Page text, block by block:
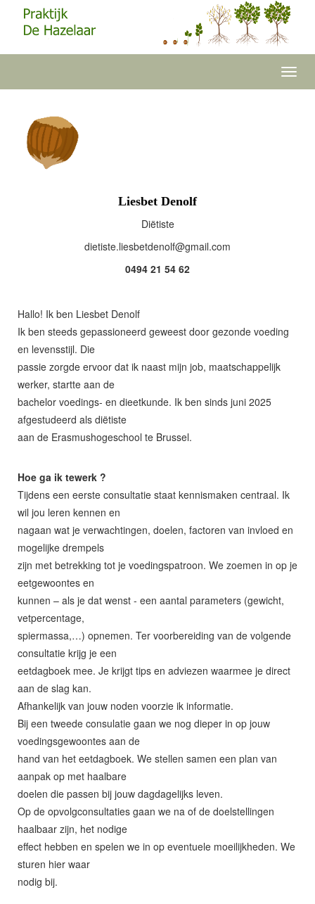
Liesbet Denolf
Diëtiste
moc.liamg@flonedtebseil.etsiteid
0494 21 54 62
Hallo! Ik ben Liesbet Denolf
Ik ben steeds gepassioneerd geweest door gezonde voeding
en levensstijl. Die
passie zorgde ervoor dat ik naast mijn job, maatschappelijk
werker, startte aan de
bachelor voedings- en dieetkunde. Ik ben sinds juni 2025
afgestudeerd als diëtiste
aan de Erasmushogeschool te Brussel.
Hoe ga ik tewerk ?
Tijdens een eerste consultatie staat kennismaken centraal. Ik
wil jou leren kennen en
nagaan wat je verwachtingen, doelen, factoren van invloed en
mogelijke drempels
zijn met betrekking tot je voedingspatroon. We zoemen in op je
eetgewoontes en
kunnen – als je dat wenst - een aantal parameters (gewicht,
vetpercentage,
spiermassa,…) opnemen. Ter voorbereiding van de volgende
consultatie krijg je een
eetdagboek mee. Je krijgt tips en adviezen waarmee je direct
aan de slag kan.
Afhankelijk van jouw noden voorzie ik informatie.
Bij een tweede consulatie gaan we nog dieper in op jouw
voedingsgewoontes aan de
hand van het eetdagboek. We stellen samen een plan van
aanpak op met haalbare
doelen die passen bij jouw dagdagelijks leven.
Op de opvolgconsultaties gaan we na of de doelstellingen
haalbaar zijn, het nodige
effect hebben en spelen we in op eventuele moeilijkheden. We
sturen hier waar
nodig bij.